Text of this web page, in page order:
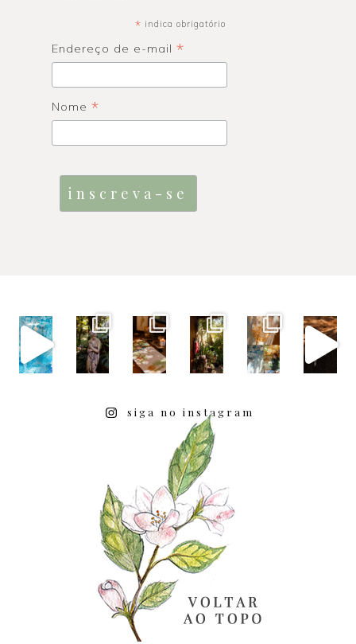
* indica obrigatório
Endereço de e-mail *
Nome *
siga no instagram